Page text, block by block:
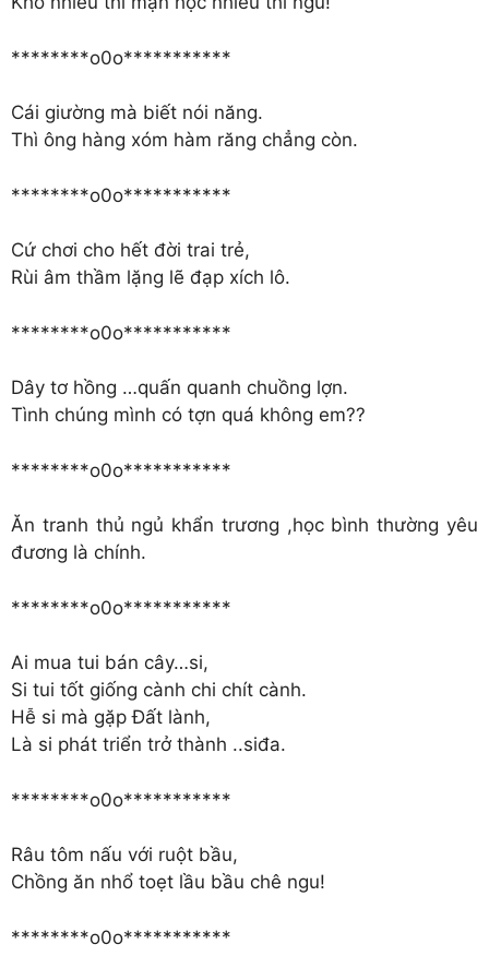
********o0o***********
Cái giường mà biết nói năng.
Thì ông hàng xóm hàm răng chẳng còn.
********o0o***********
Cứ chơi cho hết đời trai trẻ,
Rùi âm thầm lặng lẽ đạp xích lô.
********o0o***********
Dây tơ hồng …quấn quanh chuồng lợn.
Tình chúng mình có tợn quá không em??
********o0o***********
Ăn tranh thủ ngủ khẩn trương ,học bình thường yêu
đương là chính.
********o0o***********
Ai mua tui bán cây…si,
Si tui tốt giống cành chi chít cành.
Hễ si mà gặp Đất lành,
Là si phát triển trở thành ..siđa.
********o0o***********
Râu tôm nấu với ruột bầu,
Chồng ăn nhổ toẹt lầu bầu chê ngu!
********o0o***********